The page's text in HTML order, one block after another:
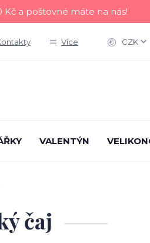
a poštovné máte na nás!
Více CZK
VALENTÝN
čaj